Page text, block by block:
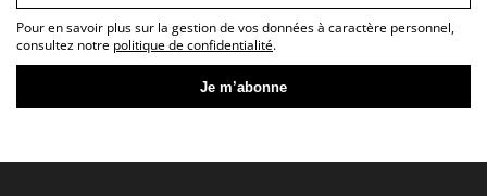
Pour en savoir plus sur la gestion de vos données à caractère personnel,
consultez notre politique de confidentialité.